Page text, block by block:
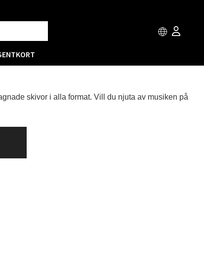
skivor i alla format. Vill du njuta av musiken på